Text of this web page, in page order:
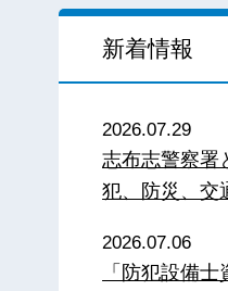
新着情報
2026.07.29
志布志警察署
犯、防災、交
2026.07.06
「防犯設備